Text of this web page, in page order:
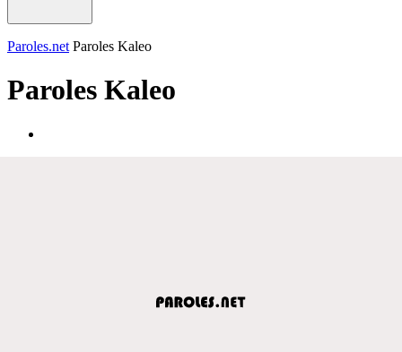
Paroles.net Paroles Kaleo
Paroles Kaleo